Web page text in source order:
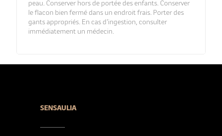
peau. Conserver hors de portée des enfants. Conserver
le flacon bien fermé dans un endroit frais. Porter des
gants appropriés. En cas d’ingestion, consulter
immédiatement un médecin.
SENSAULIA